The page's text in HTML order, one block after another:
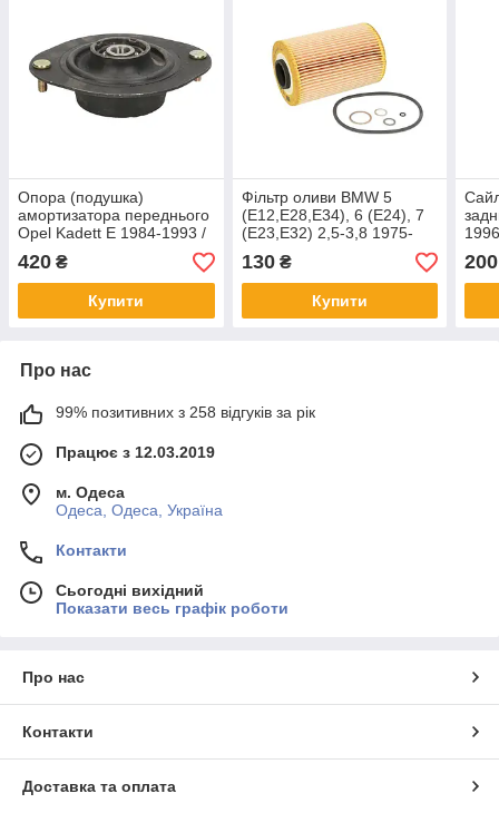
Опора (подушка)
амортизатора переднього
Opel Kadett E 1984-1993 /
Daewoo Nexia 1995-1997
420 ₴
Купити
Фільтр оливи BMW 5
(E12,E28,E34), 6 (E24), 7
(E23,E32) 2,5-3,8 1975-
1995
130₴
Купити
200
Про нас
99% позитивних з 258 відгуків за рік
Працює з 12.03.2019
м. Одеса
Одеса, Одеса, Україна
Контакти
Сьогодні вихідний
Показати весь графік роботи
Про нас
Контакти
Доставка та оплата